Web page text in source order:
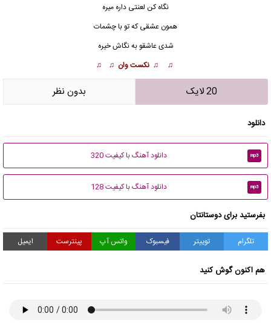
نگاه کن لعنتی داره میره
همون عشقی که تو با چشمات
شدی عاشقو به نگاش خیره
♫ ♫ نکست وان ♫ ♫
20 لایک بدون نظر
دانلود
mp3 دانلود آهنگ با کیفیت 320
mp3 دانلود آهنگ با کیفیت 128
بفرستید برای دوستانتان
تلگرام توییتر فیسبوک واتس آپ پینترست ایمیل
هم اکنون گوش کنید